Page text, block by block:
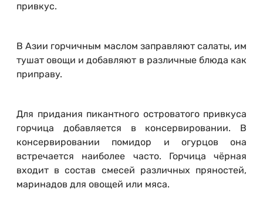
привкус.
В Азии горчичным маслом заправляют салаты, им
тушат овощи и добавляют в различные блюда как
приправу.
Для придания пикантного островатого привкуса
горчица добавляется в консервировании. В
консервировании помидор и огурцов она
встречается наиболее часто. Горчица чёрная
входит в состав смесей различных пряностей,
маринадов для овощей или мяса.